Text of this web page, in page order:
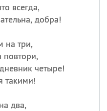
всегда,
добра!
на три,
повтори,
четыре!
такими!
два,